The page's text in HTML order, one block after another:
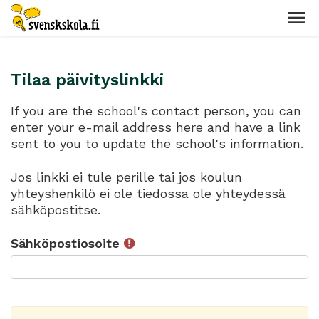
Tilaa päivityslinkki
If you are the school's contact person, you can
enter your e-mail address here and have a link
sent to you to update the school's information.
Jos linkki ei tule perille tai jos koulun
yhteyshenkilö ei ole tiedossa ole yhteydessä
sähköpostitse.
Sähköpostiosoite